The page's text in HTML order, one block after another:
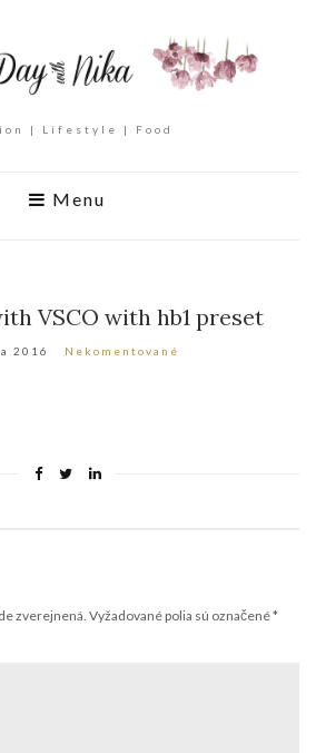
| Lifestyle | Food
Menu
VSCO with hb1 preset
2016 Nekomentované
zverejnená. Vyžadované polia sú označené*